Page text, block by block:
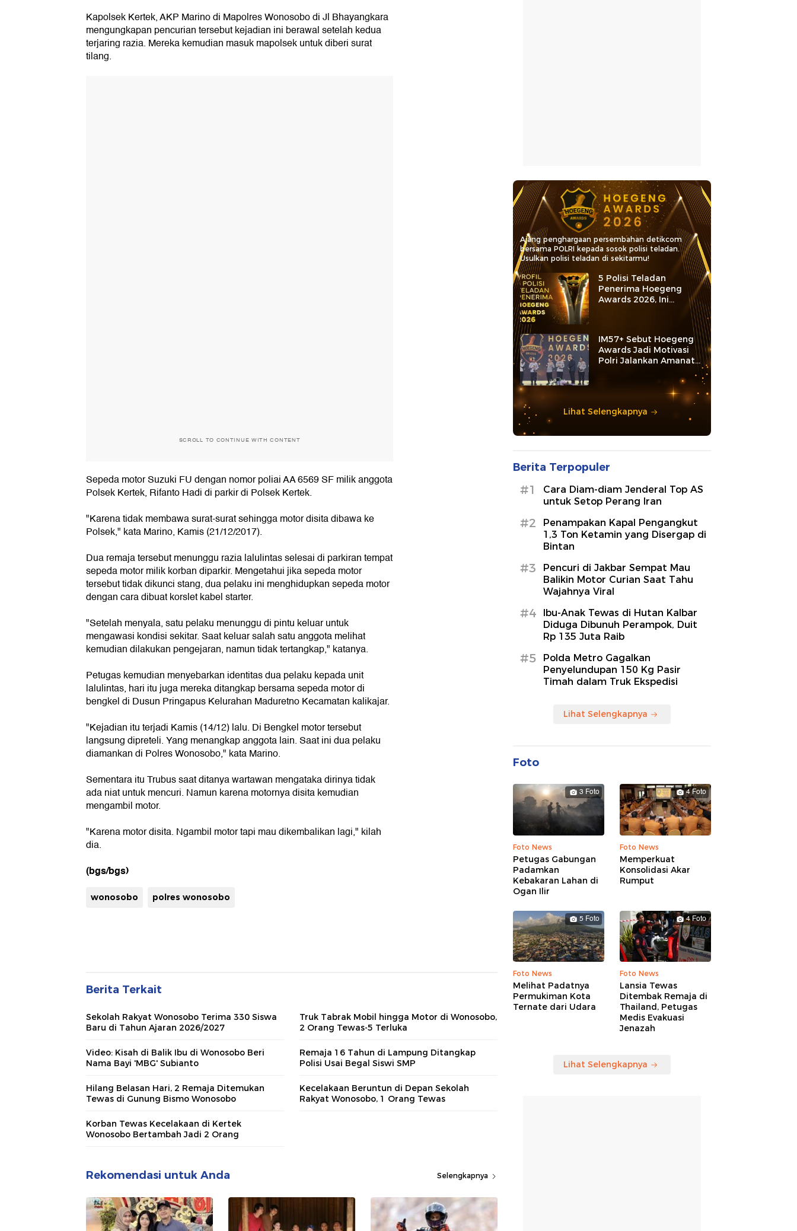
Kapolsek Kertek, AKP Marino di Mapolres Wonosobo di Jl Bhayangkara
mengungkapan pencurian tersebut kejadian ini berawal setelah kedua
terjaring razia. Mereka kemudian masuk mapolsek untuk diberi surat
tilang.
SCROLL TO CONTINUE WITH CONTENT
Sepeda motor Suzuki FU dengan nomor poliai AA 6569 SF milik anggota
Polsek Kertek, Rifanto Hadi di parkir di Polsek Kertek.
"Karena tidak membawa surat-surat sehingga motor disita dibawa ke
Polsek," kata Marino, Kamis (21/12/2017).
Dua remaja tersebut menunggu razia lalulintas selesai di parkiran tempat
sepeda motor milik korban diparkir. Mengetahui jika sepeda motor
tersebut tidak dikunci stang, dua pelaku ini menghidupkan sepeda motor
dengan cara dibuat korslet kabel starter.
"Setelah menyala, satu pelaku menunggu di pintu keluar untuk
mengawasi kondisi sekitar. Saat keluar salah satu anggota melihat
kemudian dilakukan pengejaran, namun tidak tertangkap," katanya.
Petugas kemudian menyebarkan identitas dua pelaku kepada unit
lalulintas, hari itu juga mereka ditangkap bersama sepeda motor di
bengkel di Dusun Pringapus Kelurahan Maduretno Kecamatan kalikajar.
"Kejadian itu terjadi Kamis (14/12) lalu. Di Bengkel motor tersebut
langsung dipreteli. Yang menangkap anggota lain. Saat ini dua pelaku
diamankan di Polres Wonosobo," kata Marino.
Sementara itu Trubus saat ditanya wartawan mengataka dirinya tidak
ada niat untuk mencuri. Namun karena motornya disita kemudian
mengambil motor.
"Karena motor disita. Ngambil motor tapi mau dikembalikan lagi," kilah
dia.
(bgs/bgs)
wonosobo polres wonosobo
Berita Terkait
Sekolah Rakyat Wonosobo Terima 330 Siswa
Baru di Tahun Ajaran 2026/2027
Truk Tabrak Mobil hingga Motor di Wonosobo,
2 Orang Tewas-5 Terluka
Video: Kisah di Balik Ibu di Wonosobo Beri
Nama Bayi 'MBG' Subianto
Remaja 16 Tahun di Lampung Ditangkap
Polisi Usai Begal Siswi SMP
Hilang Belasan Hari, 2 Remaja Ditemukan
Tewas di Gunung Bismo Wonosobo
Kecelakaan Beruntun di Depan Sekolah
Rakyat Wonosobo, 1 Orang Tewas
Korban Tewas Kecelakaan di Kertek
Wonosobo Bertambah Jadi 2 Orang
Rekomendasi untuk Anda Selengkapnya
Ajang penghargaan persembahan detikcom
bersama POLRI kepada sosok polisi teladan.
Usulkan polisi teladan di sekitarmu!
5 Polisi Teladan
Penerima Hoegeng
Awards 2026, Ini
Kategori dan Kiprahnya
IM57+ Sebut Hoegeng
Awards Jadi Motivasi
Polri Jalankan Amanat
Lihat Selengkapnya
Berita Terpopuler
#1
Cara Diam-diam Jenderal Top AS
untuk Setop Perang Iran
#2
Penampakan Kapal Pengangkut
1,3 Ton Ketamin yang Disergap di
Bintan
#3
Pencuri di Jakbar Sempat Mau
Balikin Motor Curian Saat Tahu
Wajahnya Viral
#4
Ibu-Anak Tewas di Hutan Kalbar
Diduga Dibunuh Perampok, Duit
Rp 135 Juta Raib
#5
Polda Metro Gagalkan
Penyelundupan 150 Kg Pasir
Timah dalam Truk Ekspedisi
Lihat Selengkapnya
Foto
3 Foto
Foto News
Petugas Gabungan
Padamkan
Kebakaran Lahan di
Ogan Ilir
4 Foto
Foto News
Memperkuat
Konsolidasi Akar
Rumput
5 Foto
Foto News
Melihat Padatnya
Permukiman Kota
Ternate dari Udara
4 Foto
Foto News
Lansia Tewas
Ditembak Remaja di
Thailand, Petugas
Medis Evakuasi
Jenazah
Lihat Selengkapnya